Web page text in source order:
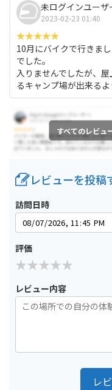
未ログインユーザ
2023-02-23 01:40
10月にバイクで行きま
でした。
入りませんでしたが、
るキャンプ場が出来るよ
すべてのレビュ
レビューを投稿
訪問日時
評価
レビュー内容
レ